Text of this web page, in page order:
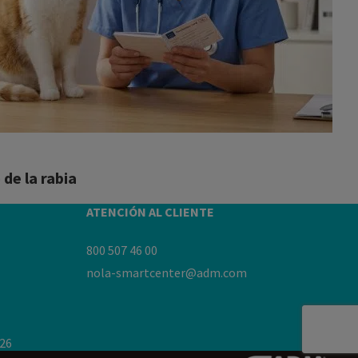
la rabia
ATENCIÓN AL CLIENTE
800 507 46 00
nola-smartcenter@adm.com